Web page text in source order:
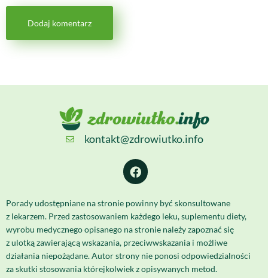
kontakt@zdrowiutko.info
Porady udostępniane na stronie powinny być skonsultowane
z lekarzem. Przed zastosowaniem każdego leku, suplementu diety,
wyrobu medycznego opisanego na stronie należy zapoznać się
z ulotką zawierającą wskazania, przeciwwskazania i możliwe
działania niepożądane. Autor strony nie ponosi odpowiedzialności
za skutki stosowania którejkolwiek z opisywanych metod.